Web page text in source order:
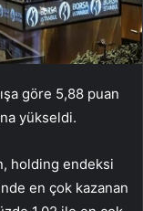
göre 5,88 puan
yükseldi.
holding endeksi
en çok kazanan